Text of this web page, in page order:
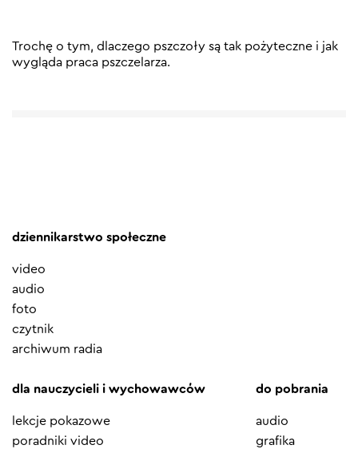
Trochę o tym, dlaczego pszczoły są tak pożyteczne i jak
wygląda praca pszczelarza.
dziennikarstwo społeczne
video
audio
foto
czytnik
archiwum radia
dla nauczycieli i wychowawców
lekcje pokazowe
poradniki video
do pobrania
audio
grafika